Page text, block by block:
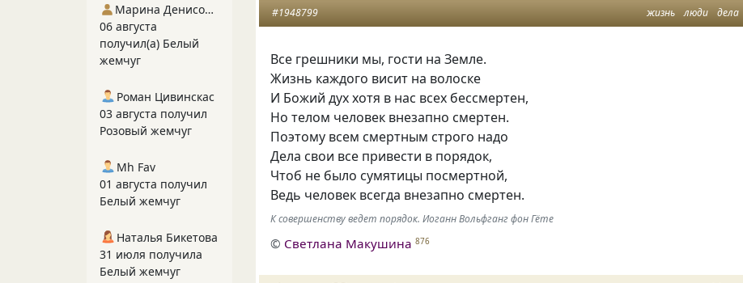
жизнь люди дела
#1948799
Все грешники мы, гости на Земле.
Жизнь каждого висит на волоске
И Божий дух хотя в нас всех бессмертен,
Но телом человек внезапно смертен.
Поэтому всем смертным строго надо
Дела свои все привести в порядок,
Чтоб не было сумятицы посмертной,
Ведь человек всегда внезапно смертен.
К совершенству ведет порядок. Иоганн Вольфганг фон Гёте
© Светлана Макушина 876
Марина Денисова 5
06 августа
получил(а) Белый
жемчуг
Роман Цивинскас
03 августа получил
Розовый жемчуг
Mh Fav
01 августа получил
Белый жемчуг
Наталья Бикетова
31 июля получила
Белый жемчуг